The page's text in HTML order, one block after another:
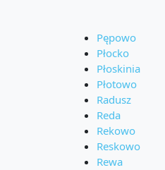
Pępowo
Płocko
Płoskinia
Płotowo
Radusz
Reda
Rekowo
Reskowo
Rewa